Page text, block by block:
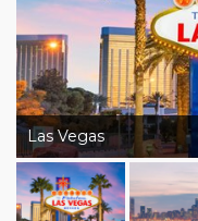
Las Vegas